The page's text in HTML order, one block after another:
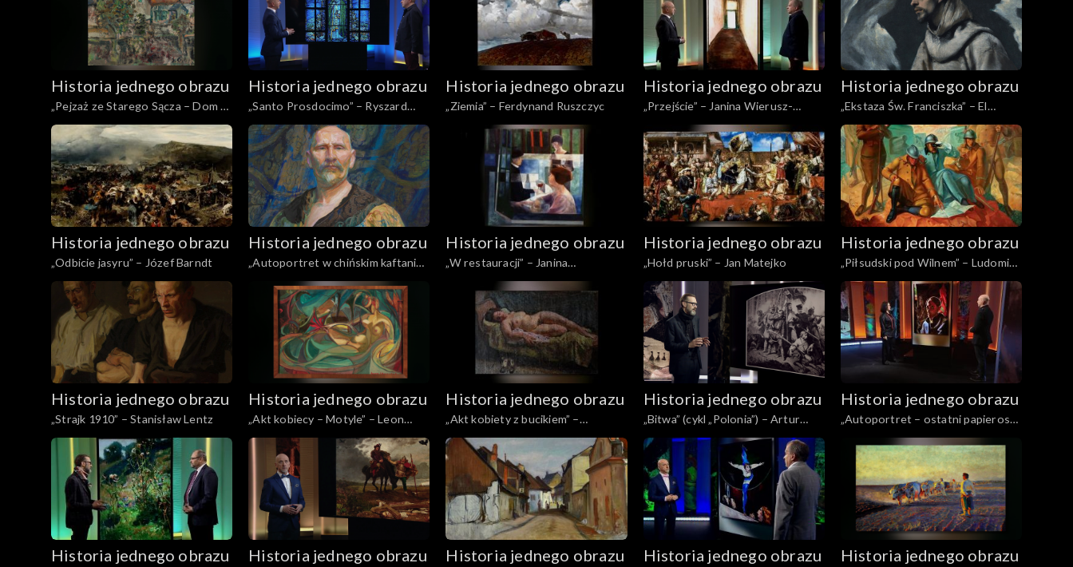
Historia jednego obrazu
„Pejzaż ze Starego Sącza – Dom z
werandą” – Jan Cybis
Historia jednego obrazu
„Santo Prosdocimo” – Ryszard
Demel
Historia jednego obrazu
„Ziemia” – Ferdynand Ruszczyc
Historia jednego obrazu
„Przejście” – Janina Wierusz-
Historia jednego obrazu
„Ekstaza Św. Franciszka” – El
Greco
Historia jednego obrazu
„Odbicie jasyru” – Józef Barndt
Historia jednego obrazu
„Autoportret w chińskim kaftanie”
– Leon Wyczółkowski
Historia jednego obrazu
„W restauracji” – Janina
Baranowska
Historia jednego obrazu
„Hołd pruski” – Jan Matejko
Historia jednego obrazu
„Piłsudski pod Wilnem” – Ludomir
Sleńdziński
Historia jednego obrazu
„Strajk 1910” – Stanisław Lentz
Historia jednego obrazu
„Akt kobiecy – Motyle” – Leon
Chwistek
Historia jednego obrazu
„Akt kobiety z bucikiem” –
Stanisław Westwalewicz
Historia jednego obrazu
„Bitwa” (cykl „Polonia”) – Artur
Grottge
Historia jednego obrazu
„Autoportret – ostatni papieros
skazańca” – St. Ignacy Witkiewicz
Historia jednego obrazu Historia jednego obrazu Historia jednego obrazu Historia jednego obrazu Historia jednego obrazu